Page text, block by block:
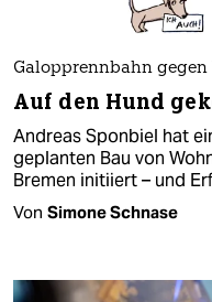
Galopprennbahn
Auf den Hund
Andreas Sponbiel hat
geplanten Bau von
Bremen initiiert – und
Von Simone Schnase